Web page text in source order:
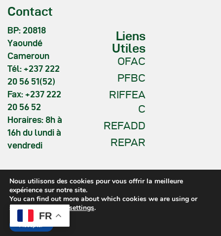
Contact
BP: 20818
Yaoundé
Cameroun
Tél: +237 222
20 56 51(52)
Fax: +237 222
20 56 52
Horaires: 8h à
16h du lundi à
vendredi
Liens
Utiles
OFAC
PFBC
RIFFEA
C
REFADD
REPAR
COMIFAC © 2026. All Rights
Reserved.
FR
Nous utilisons des cookies pour vous offrir la meilleure
expérience sur notre site.
You can find out more about which cookies we are using or
switch them off insettings.
Accepter